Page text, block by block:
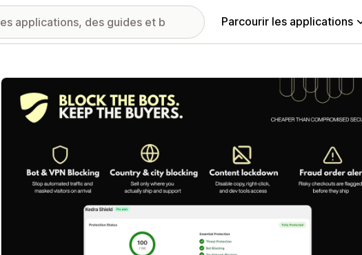
Parcourir les applications
Galerie d’images vedette